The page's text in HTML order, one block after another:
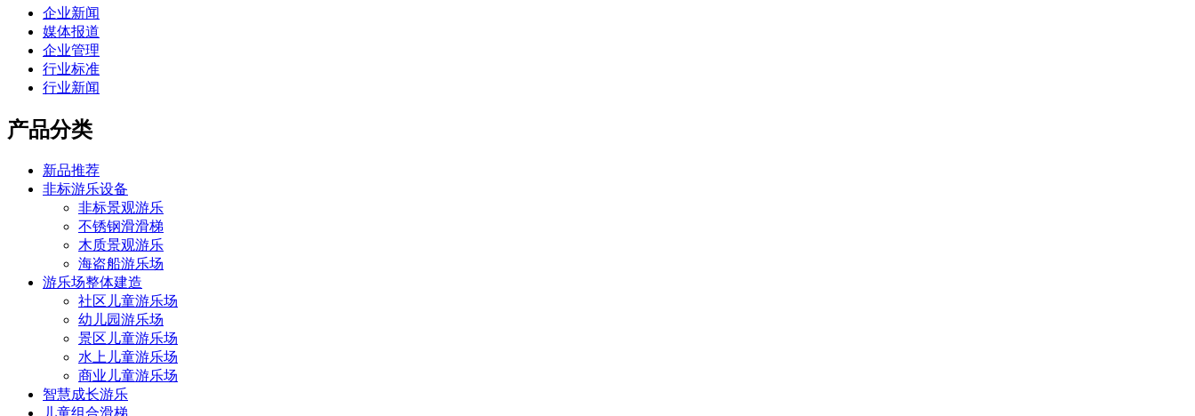
企业新闻
媒体报道
企业管理
行业标准
行业新闻
产品分类
新品推荐
非标游乐设备
非标景观游乐
不锈钢滑滑梯
木质景观游乐
海盗船游乐场
游乐场整体建造
社区儿童游乐场
幼儿园游乐场
景区儿童游乐场
水上儿童游乐场
商业儿童游乐场
智慧成长游乐
儿童组合滑梯